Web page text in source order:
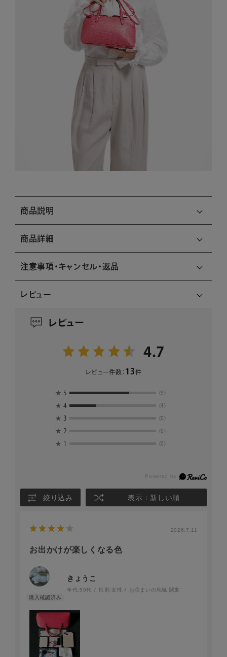
商品説明
商品詳細
注意事項・キャンセル・返品
レビュー
レビュー
4.7
レビュー件数： 13件
★ 5 (9)
★ 4 (4)
★ 3 (0)
★ 2 (0)
★ 1 (0)
絞り込み 表示：新しい順
2026.7.11
お出かけが楽しくなる色
きょうこ
年代: 50代 性別:女性 お住まいの地域: 関東